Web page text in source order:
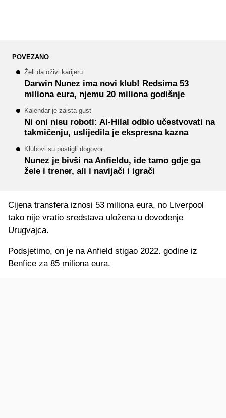
POVEZANO
Želi da oživi karijeru
Darwin Nunez ima novi klub! Redsima 53
miliona eura, njemu 20 miliona godišnje
Kalendar je zaista gust
Ni oni nisu roboti: Al-Hilal odbio učestvovati na
takmičenju, uslijedila je ekspresna kazna
Klubovi su postigli dogovor
Nunez je bivši na Anfieldu, ide tamo gdje ga
žele i trener, ali i navijači i igrači
Cijena transfera iznosi 53 miliona eura, no Liverpool
tako nije vratio sredstava uložena u dovođenje
Urugvajca.
Podsjetimo, on je na Anfield stigao 2022. godine iz
Benfice za 85 miliona eura.